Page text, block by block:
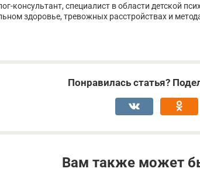
консультант, специалист в области детской
здоровье, тревожных расстройствах и
Понравилась статья?
Вам также может